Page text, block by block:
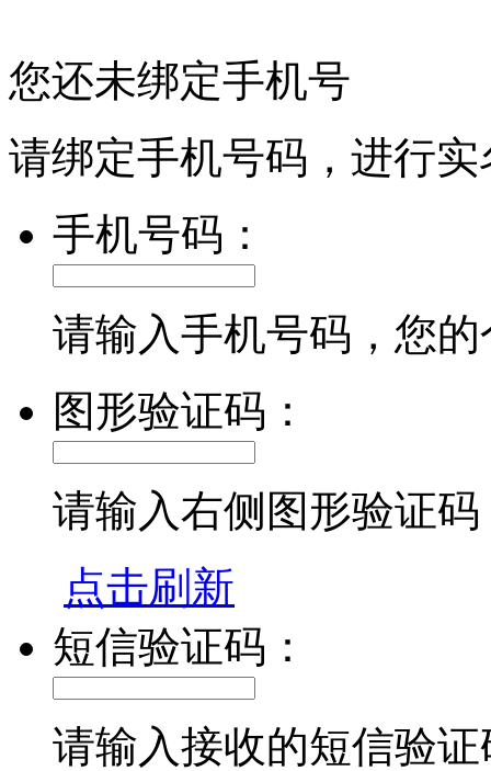
您还未绑定手机号
请绑定手机号码，进行
手机号码：
请输入手机号码，您
图形验证码：
请输入右侧图形验证码
点击刷新
短信验证码：
请输入接收的短信验证